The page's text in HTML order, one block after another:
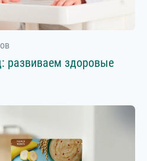
развиваем здоровые